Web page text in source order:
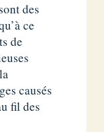
des
ce
de
causés
fil des